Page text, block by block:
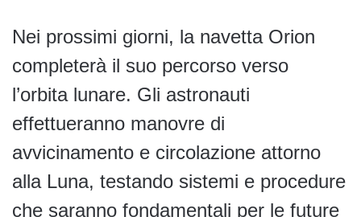
Nei prossimi giorni, la navetta Orion
completerà il suo percorso verso
l’orbita lunare. Gli astronauti
effettueranno manovre di
avvicinamento e circolazione attorno
alla Luna, testando sistemi e procedure
che saranno fondamentali per le future